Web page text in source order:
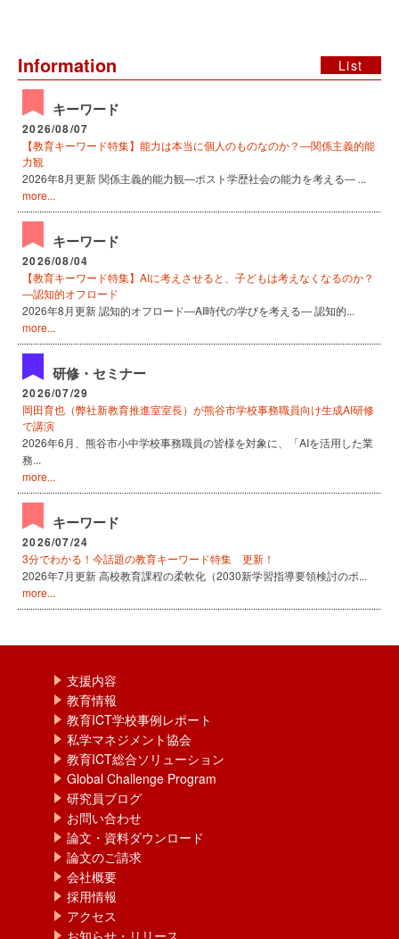
Information List
キーワード
2026/08/07
【教育キーワード特集】能力は本当に個人のものなのか？―関係主義的能
力観
2026年8月更新 関係主義的能力観―ポスト学歴社会の能力を考える― ...
more...
キーワード
2026/08/04
【教育キーワード特集】AIに考えさせると、子どもは考えなくなるのか？
―認知的オフロード
2026年8月更新 認知的オフロード―AI時代の学びを考える― 認知的...
more...
研修・セミナー
2026/07/29
岡田育也（弊社新教育推進室室長）が熊谷市学校事務職員向け生成AI研修
で講演
2026年6月、熊谷市小中学校事務職員の皆様を対象に、「AIを活用した業
務...
more...
キーワード
2026/07/24
3分でわかる！今話題の教育キーワード特集 更新！
2026年7月更新 高校教育課程の柔軟化（2030新学習指導要領検討のポ...
more...
支援内容
教育情報
教育ICT学校事例レポート
私学マネジメント協会
教育ICT総合ソリューション
Global Challenge Program
研究員ブログ
お問い合わせ
論文・資料ダウンロード
論文のご請求
会社概要
採用情報
アクセス
お知らせ・リリース